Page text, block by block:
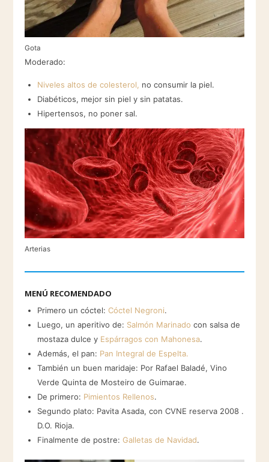
Gota
Moderado:
Niveles altos de colesterol, no consumir la piel.
Diabéticos, mejor sin piel y sin patatas.
Hipertensos, no poner sal.
Arterias
MENÚ RECOMENDADO
Primero un cóctel: Cóctel Negroni.
Luego, un aperitivo de: Salmón Marinado con salsa de
mostaza dulce y Espárragos con Mahonesa.
Además, el pan: Pan Integral de Espelta.
También un buen maridaje: Por Rafael Baladé, Vino
Verde Quinta de Mosteiro de Guimarae.
De primero: Pimientos Rellenos.
Segundo plato: Pavita Asada, con CVNE reserva 2008 .
D.O. Rioja.
Finalmente de postre: Galletas de Navidad.